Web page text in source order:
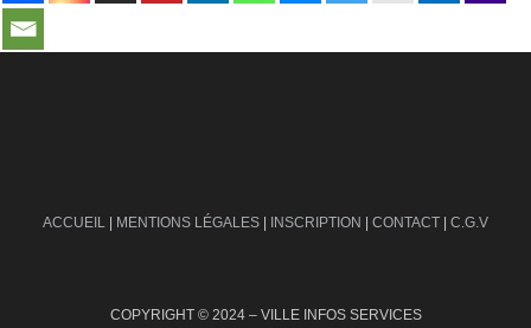
ACCUEIL | MENTIONS LÉGALES | INSCRIPTION | CONTACT | C.G.V
COPYRIGHT © 2024 – VILLE INFOS SERVICES